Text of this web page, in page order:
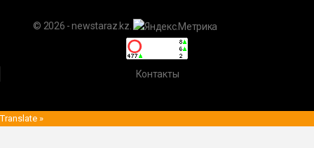
© 2026 - newstaraz.kz.
Контакты
Translate »